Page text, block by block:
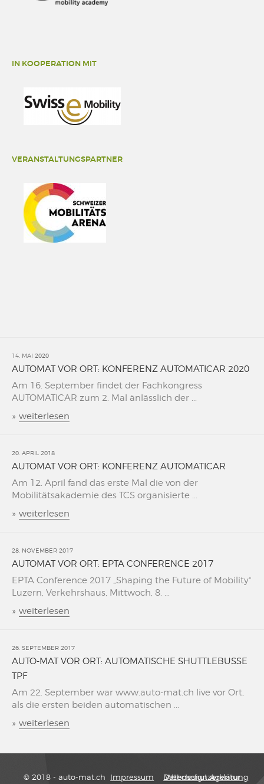
IN KOOPERATION MIT
VERANSTALTUNGSPARTNER
14. MAI 2020
AUTOMAT VOR ORT: KONFERENZ AUTOMATICAR 2020
Am 16. September findet der Fachkongress
AUTOMATICAR zum 2. Mal änlässlich der ...
» weiterlesen
20. APRIL 2018
AUTOMAT VOR ORT: KONFERENZ AUTOMATICAR
Am 12. April fand das erste Mal die von der
Mobilitätsakademie des TCS organisierte ...
» weiterlesen
28. NOVEMBER 2017
AUTOMAT VOR ORT: EPTA CONFERENCE 2017
EPTA Conference 2017 „Shaping the Future of Mobility“
Luzern, Verkehrshaus, Mittwoch, 8. ...
» weiterlesen
26. SEPTEMBER 2017
AUTO-MAT VOR ORT: AUTOMATISCHE SHUTTLEBUSSE
TPF
Am 22. September war www.auto-mat.ch live vor Ort,
als die ersten beiden automatischen ...
» weiterlesen
© 2018 - auto-mat.ch Impressum Datenschutzerklärung
Webdesign Agentur